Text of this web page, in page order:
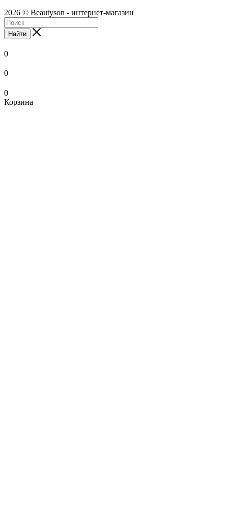
2026 © Beautyson - интернет-магазин
Найти
0
0
0
Корзина